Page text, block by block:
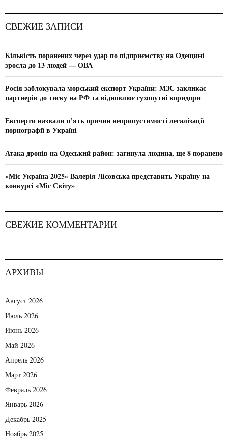
h
o
r
СВЕЖИЕ ЗАПИСИ
Кількість поранених через удар по підприємству на Одещині
зросла до 13 людей — ОВА
Росія заблокувала морський експорт України: МЗС закликає
партнерів до тиску на РФ та відновлює сухопутні коридори
Експерти назвали п’ять причин неприпустимості легалізації
порнографії в Україні
Атака дронів на Одеський район: загинула людина, ще 8 поранено
«Міс Україна 2025» Валерія Лісовська представить Україну на
конкурсі «Міс Світу»
СВЕЖИЕ КОММЕНТАРИИ
АРХИВЫ
Август 2026
Июль 2026
Июнь 2026
Май 2026
Апрель 2026
Март 2026
Февраль 2026
Январь 2026
Декабрь 2025
Ноябрь 2025